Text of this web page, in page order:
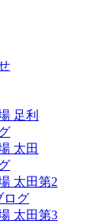
足利
太田
太田第2
ログ
太田第3